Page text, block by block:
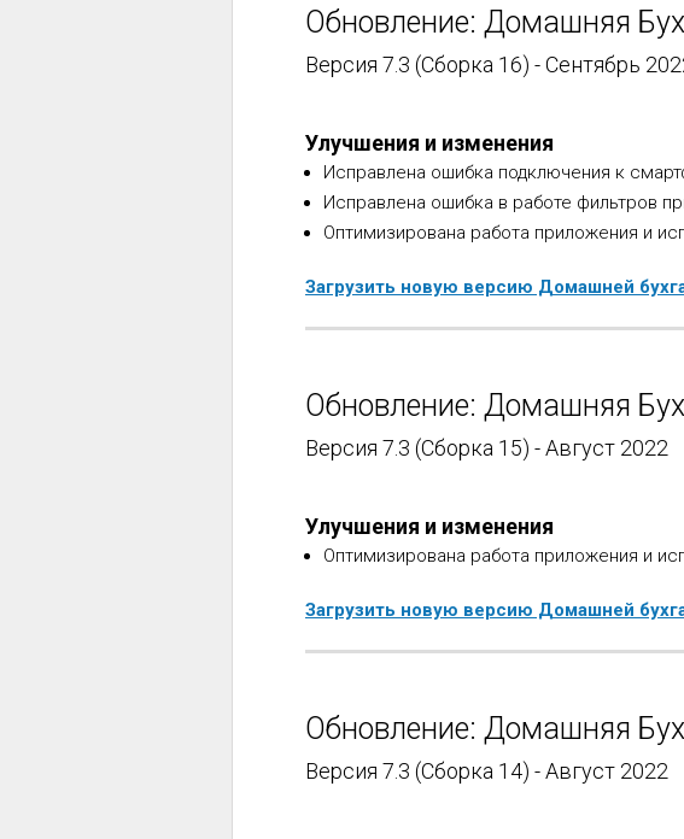
Обновление: Домашняя
Версия 7.3 (Сборка 16) - Сентябрь
Улучшения и изменения
Исправлена ошибка подключения к
Исправлена ошибка в работе фильтров
Оптимизирована работа приложения и
Загрузить новую версию Домашней
Обновление: Домашняя
Версия 7.3 (Сборка 15) - Август 2022
Улучшения и изменения
Оптимизирована работа приложения и
Загрузить новую версию Домашней
Обновление: Домашняя
Версия 7.3 (Сборка 14) - Август 2022